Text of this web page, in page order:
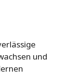
und